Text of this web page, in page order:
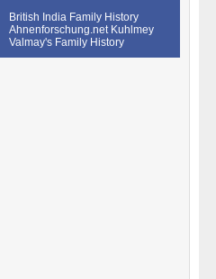
British India Family History
Ahnenforschung.net Kuhlmey
Valmay's Family History